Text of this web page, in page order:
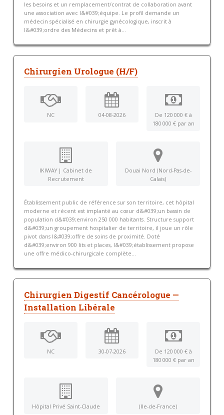
les besoins et un remplacement/contrat de collaboration avant
une association avec l&#039;équipe. Le profil demande un
médecin spécialisé en chirurgie gynécologique, inscrit à
l&#039;ordre des Médecins et prêt à...
Chirurgien Urologue (H/F)
NC 04-08-2026
De 120 000 € à
180 000 € par an
IKIWAY | Cabinet de
Recrutement
Douai Nord (Nord-Pas-de-
Calais)
Établissement public de référence sur son territoire, cet hôpital
moderne et récent est implanté au cœur d&#039;un bassin de
population d&#039;environ 250 000 habitants. Structure support
d&#039;un groupement hospitalier de territoire, il joue un rôle
pivot dans l&#039;offre de soins de proximité. Doté
d&#039;environ 900 lits et places, l&#039;établissement propose
une offre médico-chirurgicale complète...
Chirurgien Digestif Cancérologue —
Installation Libérale
NC 30-07-2026
De 120 000 € à
180 000 € par an
Hôpital Privé Saint-Claude (Ile-de-France)